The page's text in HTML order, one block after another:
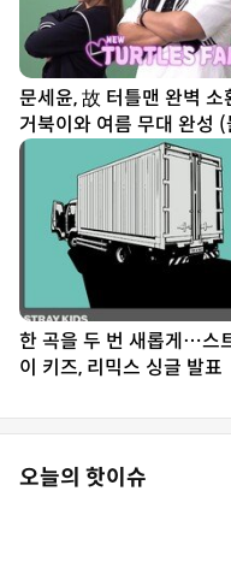
문세윤, 故 터틀맨 완벽
거북이와 여름 무대 완성
의 명곡)
한 곡을 두 번 새롭게…스
이 키즈, 리믹스 싱글 발표
오늘의 핫이슈